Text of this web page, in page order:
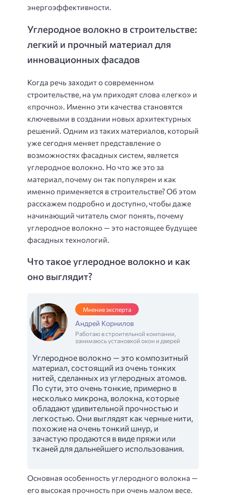
энергоэффективности.
Углеродное волокно в строительстве:
легкий и прочный материал для
инновационных фасадов
Когда речь заходит о современном
строительстве, на ум приходят слова «легко» и
«прочно». Именно эти качества становятся
ключевыми в создании новых архитектурных
решений. Одним из таких материалов, который
уже сегодня меняет представление о
возможностях фасадных систем, является
углеродное волокно. Но что же это за
материал, почему он так популярен и как
именно применяется в строительстве? Об этом
расскажем подробно и доступно, чтобы даже
начинающий читатель смог понять, почему
углеродное волокно — это настоящее будущее
фасадных технологий.
Что такое углеродное волокно и как
оно выглядит?
Мнение эксперта
Андрей Корнилов
Работаю в строительной компании,
занимаюсь установкой окон и дверей
Углеродное волокно — это композитный
материал, состоящий из очень тонких
нитей, сделанных из углеродных атомов.
По сути, это очень тонкие, примерно в
несколько микрона, волокна, которые
обладают удивительной прочностью и
легкостью. Они выглядят как черные нити,
похожие на очень тонкий шнур, и
зачастую продаются в виде пряжи или
тканей для дальнейшего использования.
Основная особенность углеродного волокна —
его высокая прочность при очень малом весе.